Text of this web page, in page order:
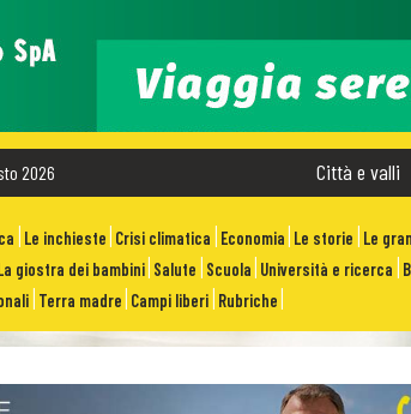
2026 Città e valli
Le inchieste Crisi climatica Economia Le storie Le
giostra dei bambini Salute Scuola Università e ricerca
Terra madre Campi liberi Rubriche